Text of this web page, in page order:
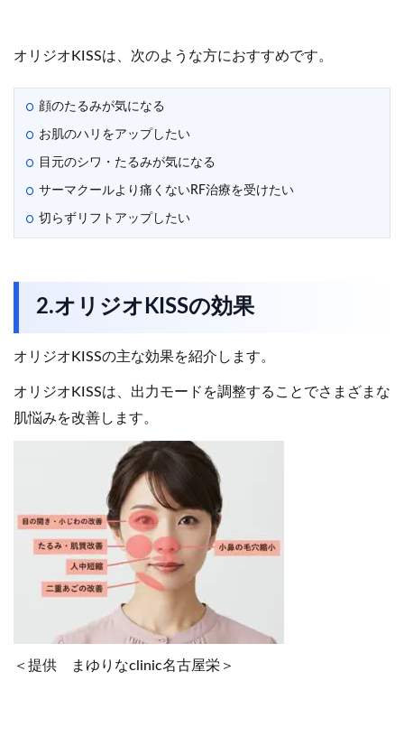
オリジオKISSは、次のような方におすすめです。
顔のたるみが気になる
お肌のハリをアップしたい
目元のシワ・たるみが気になる
サーマクールより痛くないRF治療を受けたい
切らずリフトアップしたい
2.オリジオKISSの効果
オリジオKISSの主な効果を紹介します。
オリジオKISSは、出力モードを調整することでさまざまな
肌悩みを改善します。
＜提供 まゆりなclinic名古屋栄＞